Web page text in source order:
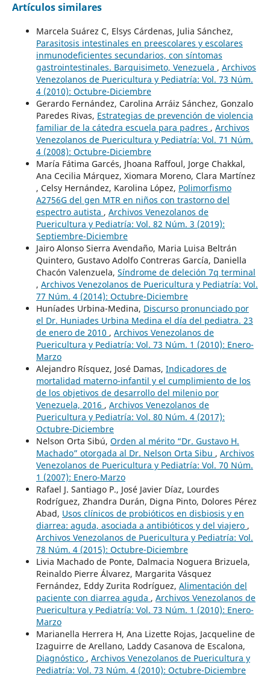
Artículos similares
Marcela Suárez C, Elsys Cárdenas, Julia Sánchez,
Parasitosis intestinales en preescolares y escolares
inmunodeficientes secundarios, con síntomas
gastrointestinales. Barquisimeto, Venezuela , Archivos
Venezolanos de Puericultura y Pediatría: Vol. 73 Núm.
4 (2010): Octubre-Diciembre
Gerardo Fernández, Carolina Arráiz Sánchez, Gonzalo
Paredes Rivas, Estrategias de prevención de violencia
familiar de la cátedra escuela para padres , Archivos
Venezolanos de Puericultura y Pediatría: Vol. 71 Núm.
4 (2008): Octubre-Diciembre
María Fátima Garcés, Jhoana Raffoul, Jorge Chakkal,
Ana Cecilia Márquez, Xiomara Moreno, Clara Martínez
, Celsy Hernández, Karolina López, Polimorfismo
A2756G del gen MTR en niños con trastorno del
espectro autista , Archivos Venezolanos de
Puericultura y Pediatría: Vol. 82 Núm. 3 (2019):
Septiembre-Diciembre
Jairo Alonso Sierra Avendaño, Maria Luisa Beltrán
Quintero, Gustavo Adolfo Contreras García, Daniella
Chacón Valenzuela, Síndrome de deleción 7q terminal
, Archivos Venezolanos de Puericultura y Pediatría: Vol.
77 Núm. 4 (2014): Octubre-Diciembre
Huníades Urbina-Medina, Discurso pronunciado por
el Dr. Huniades Urbina Medina el día del pediatra. 23
de enero de 2010 , Archivos Venezolanos de
Puericultura y Pediatría: Vol. 73 Núm. 1 (2010): Enero-
Marzo
Alejandro Rísquez, José Damas, Indicadores de
mortalidad materno-infantil y el cumplimiento de los
de los objetivos de desarrollo del milenio por
Venezuela, 2016 , Archivos Venezolanos de
Puericultura y Pediatría: Vol. 80 Núm. 4 (2017):
Octubre-Diciembre
Nelson Orta Sibú, Orden al mérito “Dr. Gustavo H.
Machado” otorgada al Dr. Nelson Orta Sibu , Archivos
Venezolanos de Puericultura y Pediatría: Vol. 70 Núm.
1 (2007): Enero-Marzo
Rafael J. Santiago P., José Javier Díaz, Lourdes
Rodríguez, Zhandra Durán, Digna Pinto, Dolores Pérez
Abad, Usos clínicos de probióticos en disbiosis y en
diarrea: aguda, asociada a antibióticos y del viajero ,
Archivos Venezolanos de Puericultura y Pediatría: Vol.
78 Núm. 4 (2015): Octubre-Diciembre
Livia Machado de Ponte, Dalmacia Noguera Brizuela,
Reinaldo Pierre Álvarez, Margarita Vásquez
Fernández, Eddy Zurita Rodríguez, Alimentación del
paciente con diarrea aguda , Archivos Venezolanos de
Puericultura y Pediatría: Vol. 73 Núm. 1 (2010): Enero-
Marzo
Marianella Herrera H, Ana Lizette Rojas, Jacqueline de
Izaguirre de Arellano, Laddy Casanova de Escalona,
Diagnóstico , Archivos Venezolanos de Puericultura y
Pediatría: Vol. 73 Núm. 4 (2010): Octubre-Diciembre